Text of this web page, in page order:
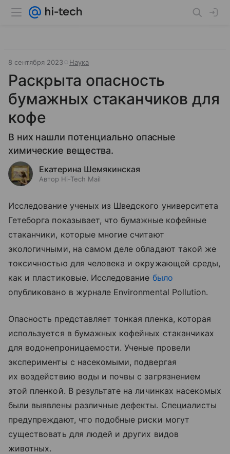
8 сентября 2023 Наука
Раскрыта опасность
бумажных стаканчиков для
кофе
В них нашли потенциально опасные
химические вещества.
Екатерина Шемякинская
Автор Hi-Tech Mail
Исследование ученых из Шведского университета
Гетеборга показывает, что бумажные кофейные
стаканчики, которые многие считают
экологичными, на самом деле обладают такой же
токсичностью для человека и окружающей среды,
как и пластиковые. Исследование было
опубликовано в журнале Environmental Pollution.
Опасность представляет тонкая пленка, которая
используется в бумажных кофейных стаканчиках
для водонепроницаемости. Ученые провели
эксперименты с насекомыми, подвергая
их воздействию воды и почвы с загрязнением
этой пленкой. В результате на личинках насекомых
были выявлены различные дефекты. Специалисты
предупреждают, что подобные риски могут
существовать для людей и других видов
животных.